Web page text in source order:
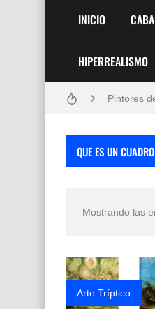
INICIO
HIPERREALISMO
Frutas y
Pintores
Rostros
Fotos
QUE ES UN
Mostrando las
Arte Tríptico